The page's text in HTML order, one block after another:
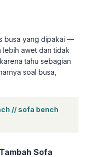
busa yang dipakai —
lebih awet dan tidak
tahu sebagian
soal busa,
// sofa bench
Sofa